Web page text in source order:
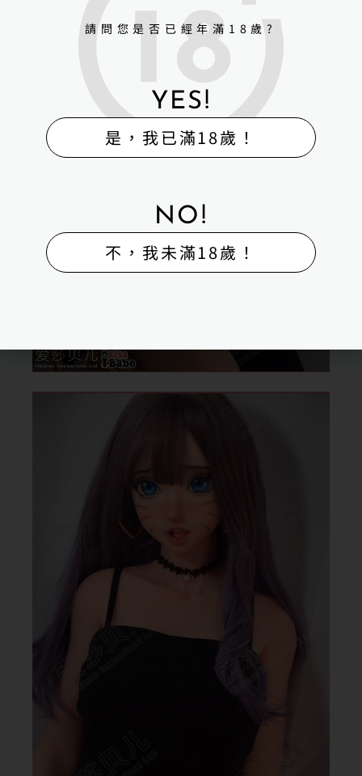
請問您是否已經年滿18歲?
YES!
是，我已滿18歲！
NO!
不，我未滿18歲！